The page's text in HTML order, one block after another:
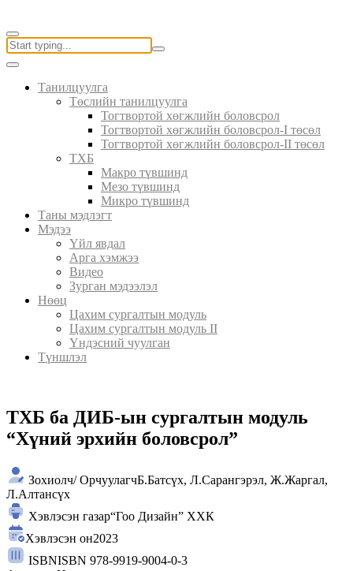
Танилцуулга
Төслийн танилцуулга
Тогтвортой хөгжлийн боловсрол
Тогтвортой хөгжлийн боловсрол-I төсөл
Тогтвортой хөгжлийн боловсрол-II төсөл
ТХБ
Макро түвшинд
Мезо түвшинд
Микро түвшинд
Таны мэдлэгт
Мэдээ
Үйл явдал
Арга хэмжээ
Видео
Зурган мэдээлэл
Нөөц
Цахим сургалтын модуль
Цахим сургалтын модуль II
Үндэсний чуулган
Түншлэл
ТХБ ба ДИБ-ын сургалтын модуль
“Хүний эрхийн боловсрол”
Зохиолч/ ОрчуулагчБ.Батсүх, Л.Сарангэрэл, Ж.Жаргал,
Л.Алтансүх
Хэвлэсэн газар“Гоо Дизайн” ХХК
Хэвлэсэн он2023
ISBNISBN 978-9919-9004-0-3